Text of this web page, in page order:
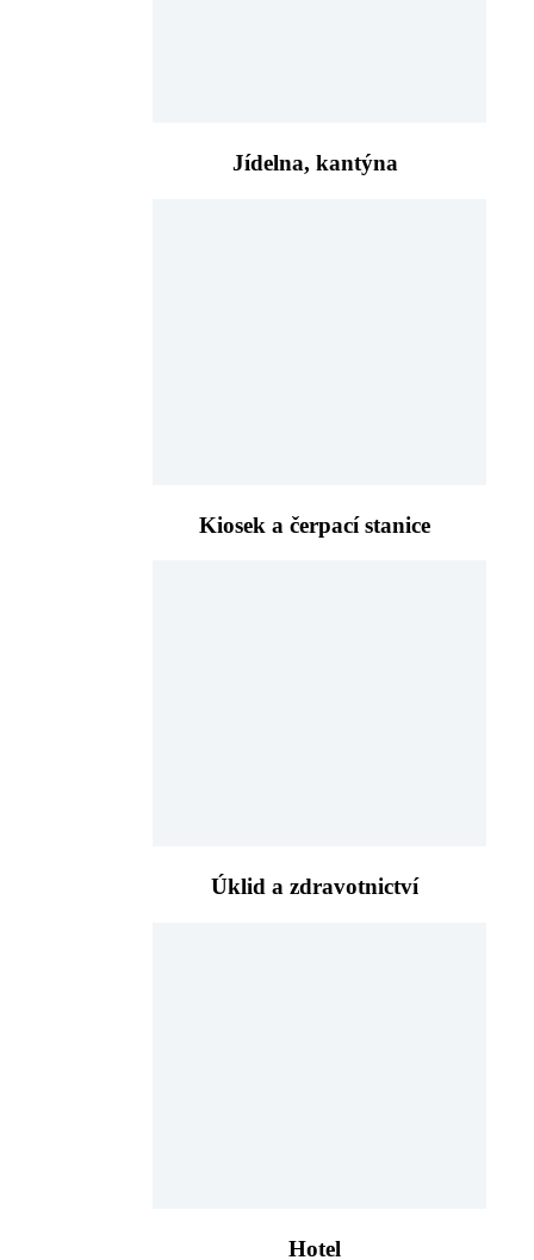
Jídelna, kantýna
Kiosek a čerpací stanice
Úklid a zdravotnictví
Hotel